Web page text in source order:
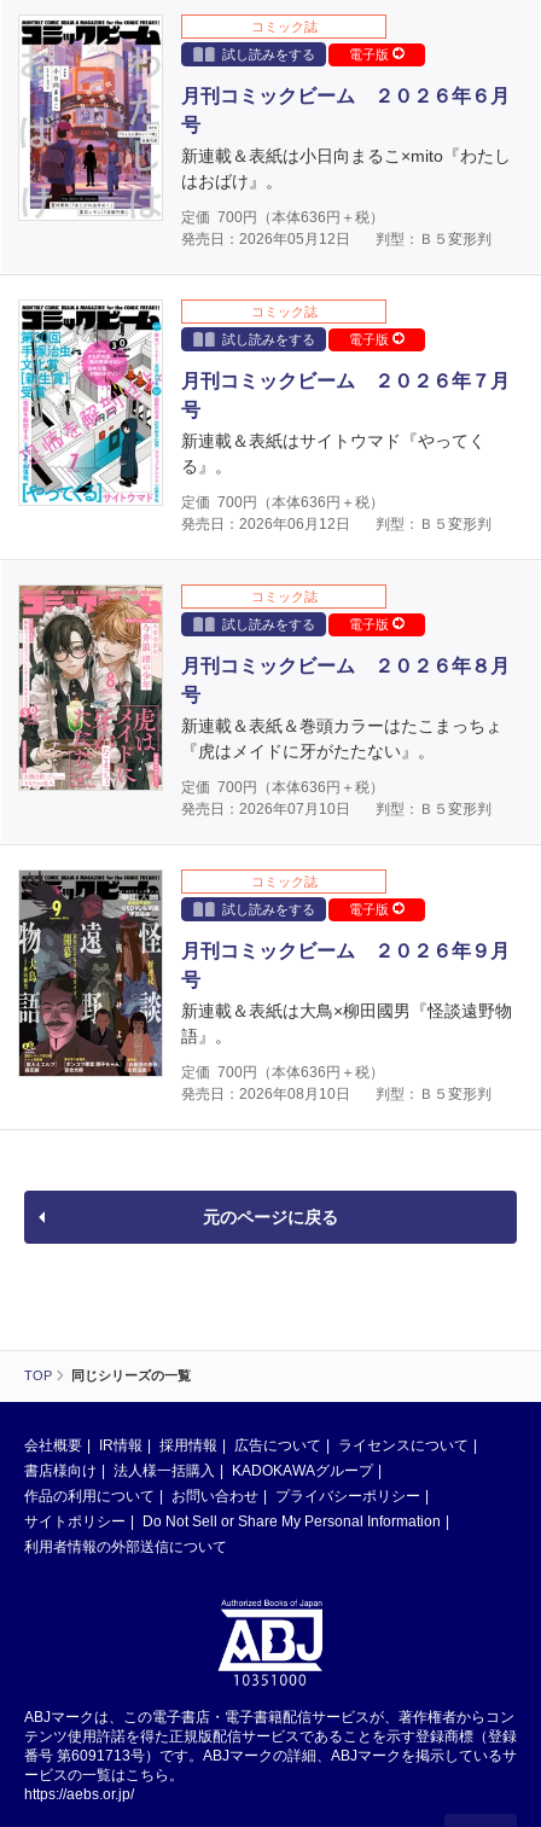
TOP 同じシリーズの一覧
コミック誌
試し読みをする
電子版
月刊コミックビーム ２０２６年６月
号
新連載＆表紙は小日向まるこ×mito『わたし
はおばけ』。
定価 700円（本体636 円＋税）
発売日：2026年05月12日
判型：Ｂ５変形判
コミック誌
試し読みをする
電子版
月刊コミックビーム ２０２６年７月
号
新連載＆表紙はサイトウマド『やってく
る』。
定価 700円（本体636 円＋税）
発売日：2026年06月12日
判型：Ｂ５変形判
コミック誌
試し読みをする
電子版
月刊コミックビーム ２０２６年８月
号
新連載＆表紙＆巻頭カラーはたこまっちょ
『虎はメイドに牙がたたない』。
定価 700円（本体636 円＋税）
発売日：2026年07月10日
判型：Ｂ５変形判
コミック誌
試し読みをする
電子版
月刊コミックビーム ２０２６年９月
号
新連載＆表紙は大鳥×柳田國男『怪談遠野物
語』。
定価 700円（本体636 円＋税）
発売日：2026年08月10日
判型：Ｂ５変形判
元のページに戻る
会社概要 IR情報 採用情報 広告について
ライセンスについて
書店様向け
法人様一括購入
KADOKAWAグループ
作品の利用について
お問い合わせ
プライバシーポリシー
サイトポリシー
Do Not Sell or Share My Personal Information
利用者情報の外部送信について
ABJマークは、この電子書店・電子書籍配信サービスが、著作権者からコン
テンツ使用許諾を得た正規版配信サービスであることを示す登録商標（登録
番号 第6091713号）です。ABJマークの詳細、ABJマークを掲示しているサ
ービスの一覧はこちら。
https://aebs.or.jp/